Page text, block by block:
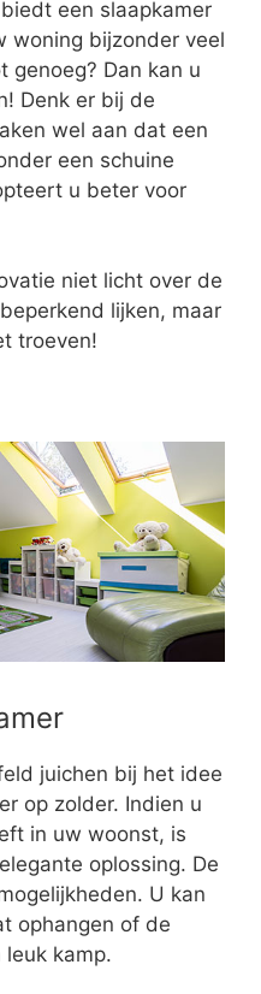
een slaapkamer
woning bijzonder veel
genoeg? Dan kan u
Denk er bij de
wel aan dat een
een schuine
u beter voor
niet licht over de
lijken, maar
troeven!
juichen bij het idee
op zolder. Indien u
in uw woonst, is
oplossing. De
U kan
ophangen of de
kamp.